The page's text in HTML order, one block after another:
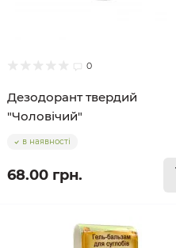
0
Дезодорант твердий
"Чоловічий"
в наявності
68.00 грн.